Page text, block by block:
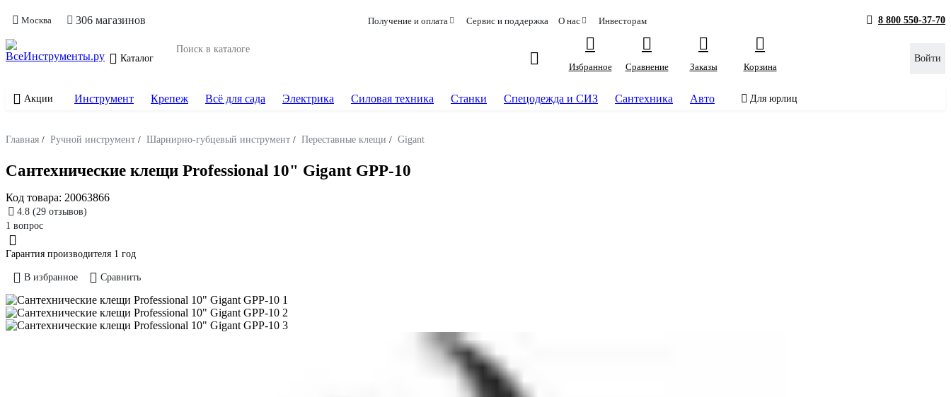
Москва 306 магазинов Получение и оплата Сервис и поддержка О нас Инвесторам 8 800 550-37-70
Каталог
Избранное
Сравнение Заказы Корзина
Войти
Акции Инструмент Крепеж Всё для сада Электрика Силовая техника Станки Спецодежда и СИЗ Сантехника Авто Для юрлиц
Главная / Ручной инструмент / Шарнирно-губцевый инструмент / Переставные клещи / Gigant
Сантехнические клещи Professional 10" Gigant GPP-10
Код товара: 20063866
4.8 (29 отзывов)
1 вопрос
Гарантия производителя 1 год
В избранное Сравнить